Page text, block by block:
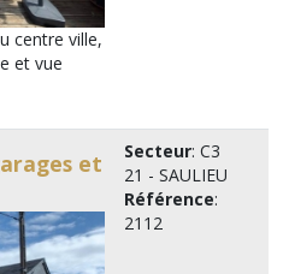
centre ville,
et vue
et
Secteur: C3
21 - SAULIEU
Référence:
2112